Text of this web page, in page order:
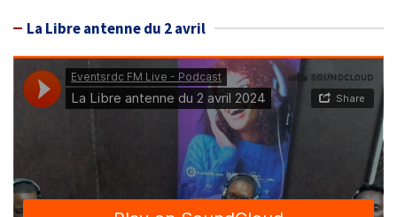
La Libre antenne du 2 avril